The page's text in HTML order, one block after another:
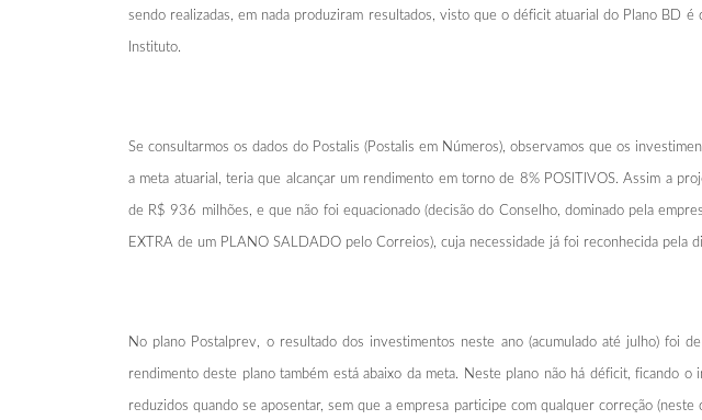
sendo realizadas, em nada produziram resultados, visto que o déficit atuarial do Plano BD
Instituto.
Se consultarmos os dados do Postalis (Postalis em Números), observamos que os
a meta atuarial, teria que alcançar um rendimento em torno de 8% POSITIVOS. Assim a
de R$ 936 milhões, e que não foi equacionado (decisão do Conselho, dominado pela
EXTRA de um PLANO SALDADO pelo Correios), cuja necessidade já foi reconhecida pela
No plano Postalprev, o resultado dos investimentos neste ano (acumulado até julho) foi
rendimento deste plano também está abaixo da meta. Neste plano não há déficit, ficando
reduzidos quando se aposentar, sem que a empresa participe com qualquer correção